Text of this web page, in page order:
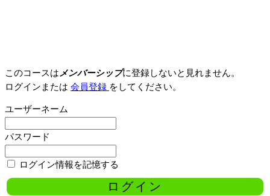
このコースはメンバーシップに登録しないと見れません。
ログインまたは 会員登録 をしてください。
ユーザーネーム
パスワード
ログイン情報を記憶する